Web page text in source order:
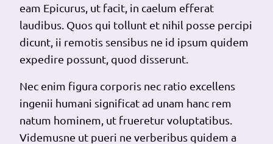
eam Epicurus, ut facit, in caelum efferat
laudibus. Quos qui tollunt et nihil posse percipi
dicunt, ii remotis sensibus ne id ipsum quidem
expedire possunt, quod disserunt.
Nec enim figura corporis nec ratio excellens
ingenii humani significat ad unam hanc rem
natum hominem, ut frueretur voluptatibus.
Videmusne ut pueri ne verberibus quidem a